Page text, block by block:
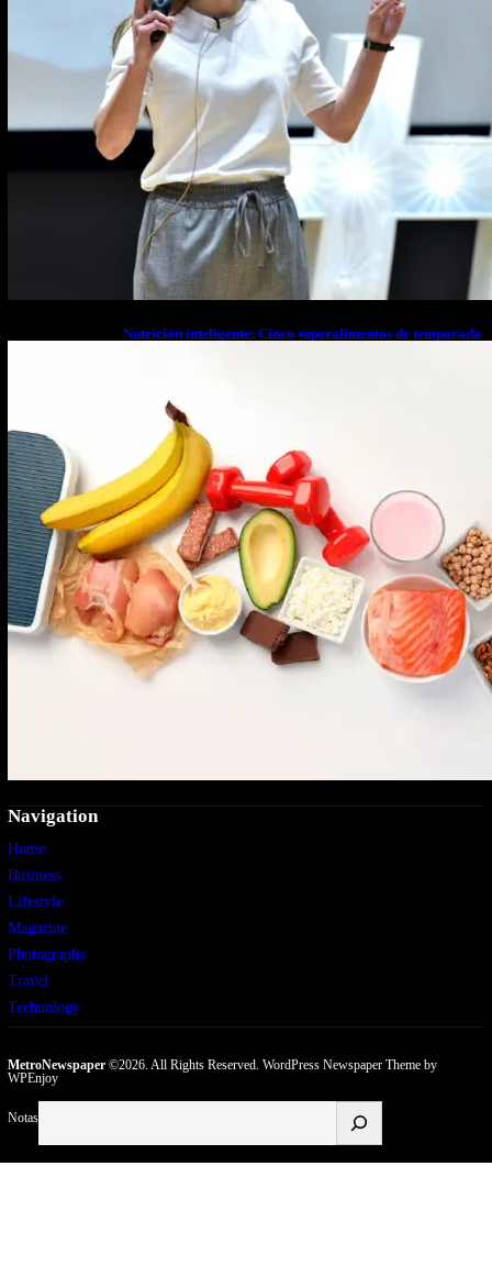
Nutrición inteligente: Cinco superalimentos de temporada
Navigation
Home
Business
Lifestyle
Magazine
Photography
Travel
Technology
MetroNewspaper©2026. All Rights Reserved. WordPress Newspaper Themeby
WPEnjoy
Notas